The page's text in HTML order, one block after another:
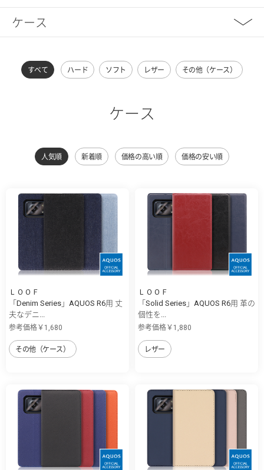
ケース
すべて ハード ソフト レザー その他（ケース）
ケース
人気順 新着順 価格の高い順 価格の安い順
ＬＯＯＦ
「Denim Series」AQUOS R6用 丈
夫なデニ...
参考価格￥1,680
その他（ケース）
ＬＯＯＦ
「Solid Series」AQUOS R6用 革の
個性を...
参考価格￥1,880
レザー